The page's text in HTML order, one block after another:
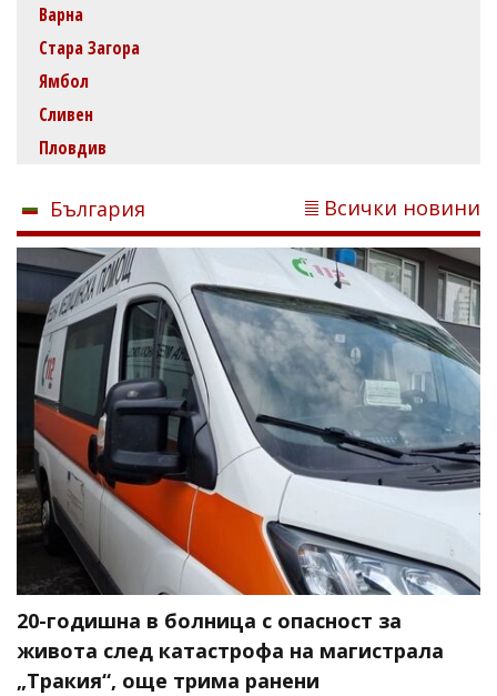
Варна
Стара Загора
Ямбол
Сливен
Пловдив
България Всички новини
20-годишна в болница с опасност за
живота след катастрофа на магистрала
„Тракия“, още трима ранени